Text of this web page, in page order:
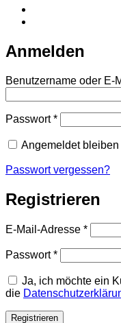
Anmelden
Benutzername oder E-
Passwort*Erforderlich
Angemeldet bleiben
Passwort vergessen?
Registrieren
E-Mail-Adresse *
Passwort*Erforderlich
Ja, ich möchte ein
die
Registrieren